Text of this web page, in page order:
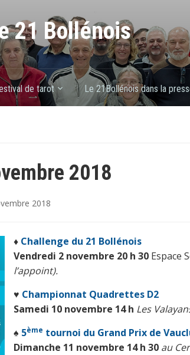
21 Bollénois
de tarot Le 21Bollénois dans la
2018
2018
♦ Challenge du 21 Bollénois
Vendredi 2 novembre 20 h 30 Espace
l’appoint).
♥ Championnat Quadrettes D2
Samedi 10 novembre 14 h Les
♠ 5ème tournoi du Grand Prix de
Dimanche 11 novembre 14 h 30 au